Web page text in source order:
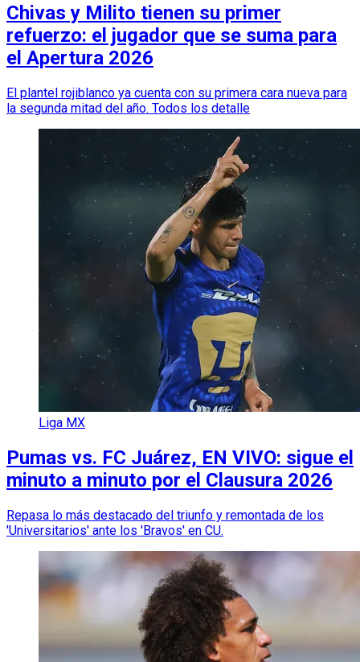
Chivas y Milito tienen su primer
refuerzo: el jugador que se suma para
el Apertura 2026
El plantel rojiblanco ya cuenta con su primera cara nueva para
la segunda mitad del año. Todos los detalle
Liga MX
Pumas vs. FC Juárez, EN VIVO: sigue el
minuto a minuto por el Clausura 2026
Repasa lo más destacado del triunfo y remontada de los
'Universitarios' ante los 'Bravos' en CU.